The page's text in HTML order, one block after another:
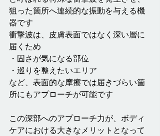
狙った箇所へ連続的な振動を与える機
器です
衝撃波は、皮膚表面ではなく深い層に
届くため
・固さが気になる部位
・巡りを整えたいエリア
など、表面的な摩擦では届きづらい箇
所にもアプローチが可能です
この深部へのアプローチ力が、ボディ
ケアにおける大きなメリットとなって